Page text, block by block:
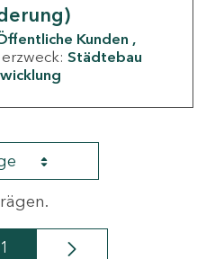
Kunden
Städtebau
1